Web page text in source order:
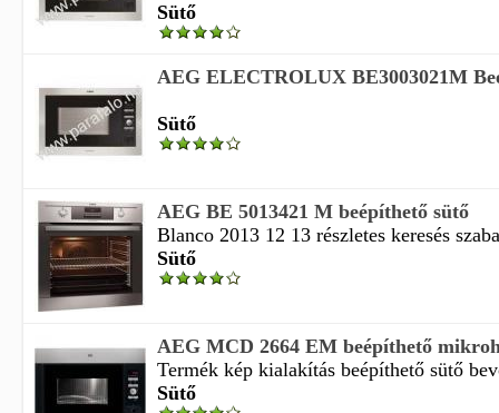
Sütő
AEG ELECTROLUX BE3003021M
Sütő
AEG BE 5013421 M beépíthető sütő
Blanco 2013 12 13 részletes keresés
Sütő
AEG MCD 2664 EM beépíthető
Termék kép kialakítás beépíthető sütő
Sütő